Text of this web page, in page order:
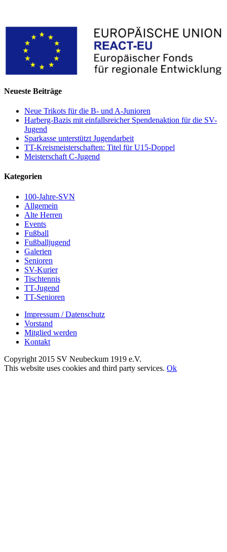
Neueste Beiträge
Neue Trikots für die B- und A-Junioren
Harberg-Bazis mit einfallsreicher Spendenaktion für die SV-
Jugend
Sparkasse unterstützt Jugendarbeit
TT-Kreismeisterschaften: Titel für U15-Doppel
Meisterschaft C-Jugend
Kategorien
100-Jahre-SVN
Allgemein
Alte Herren
Events
Fußball
Fußballjugend
Galerien
Senioren
SV-Kurier
Tischtennis
TT-Jugend
TT-Senioren
Impressum / Datenschutz
Vorstand
Mitglied werden
Kontakt
Copyright 2015 SV Neubeckum 1919 e.V.
Facebook
E-
Toggle
This website uses cookies and third party services. Ok